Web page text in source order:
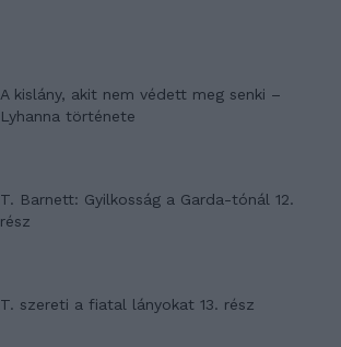
A kislány, akit nem védett meg senki –
Lyhanna története
T. Barnett: Gyilkosság a Garda-tónál 12.
rész
T. szereti a fiatal lányokat 13. rész